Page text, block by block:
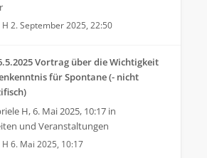
2. September 2025, 22:50
Vortrag über die Wichtigkeit
für Spontane (- nicht
H,6. Mai 2025, 10:17 in
und Veranstaltungen
6. Mai 2025, 10:17